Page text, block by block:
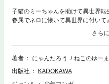
子猫のミーちゃんを助けて異世界
眷属でネロに懐いて異世界に付いて
を使って、神猫・ミーちゃんと過
分冊版第1弾。※本作品は単行本を
となります。重複購入にご注意くだ
著者
にゃんたろう ねこのゆーま
出版社
KADOKAWA